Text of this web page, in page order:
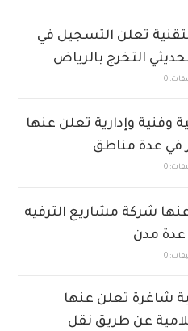
تعلن التسجيل في
التخرج بالرياض
0
وإدارية تعلن عنها
في عدة مناطق
0
شركة مشاريع الترفيه
مدن
0
شاغرة تعلن عنها
عن طريق نقل